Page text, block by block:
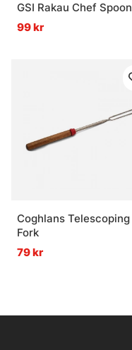
GSI Rakau Chef Spoon
99 kr
Coghlans Telescoping
Fork
79 kr